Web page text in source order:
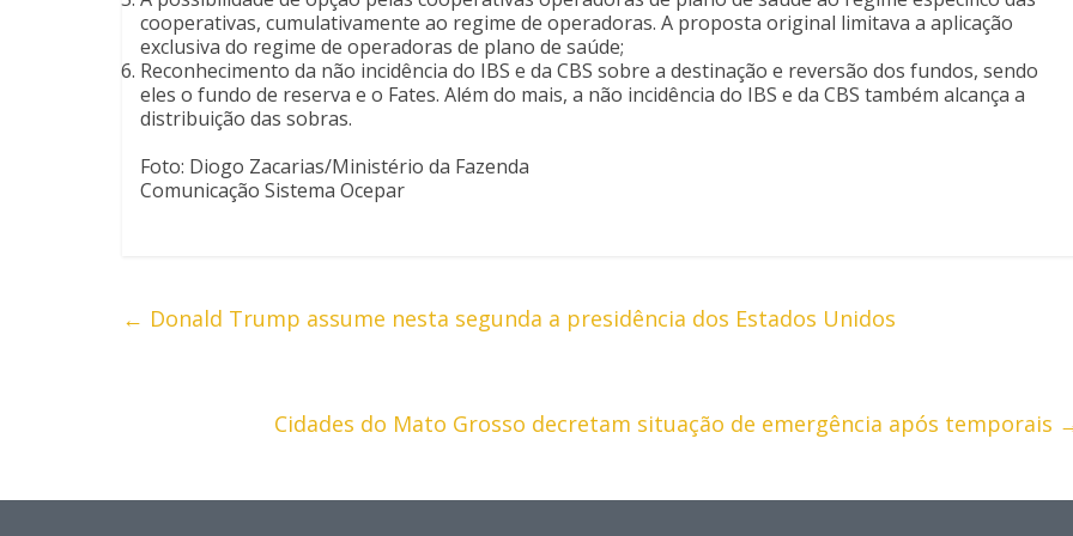
cooperativas, cumulativamente ao regime de operadoras. A proposta original limitava a aplicação
exclusiva do regime de operadoras de plano de saúde;
Reconhecimento da não incidência do IBS e da CBS sobre a destinação e reversão dos fundos, sendo
eles o fundo de reserva e o Fates. Além do mais, a não incidência do IBS e da CBS também alcança a
distribuição das sobras.
Foto: Diogo Zacarias/Ministério da Fazenda
Comunicação Sistema Ocepar
← Donald Trump assume nesta segunda a presidência dos Estados Unidos
Cidades do Mato Grosso decretam situação de emergência após temporais